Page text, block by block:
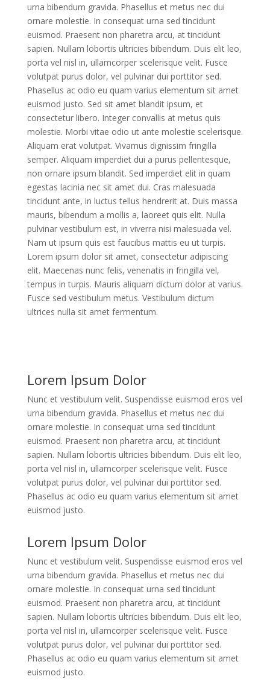
urna bibendum gravida. Phasellus et metus nec dui
ornare molestie. In consequat urna sed tincidunt
euismod. Praesent non pharetra arcu, at tincidunt
sapien. Nullam lobortis ultricies bibendum. Duis elit leo,
porta vel nisl in, ullamcorper scelerisque velit. Fusce
volutpat purus dolor, vel pulvinar dui porttitor sed.
Phasellus ac odio eu quam varius elementum sit amet
euismod justo. Sed sit amet blandit ipsum, et
consectetur libero. Integer convallis at metus quis
molestie. Morbi vitae odio ut ante molestie scelerisque.
Aliquam erat volutpat. Vivamus dignissim fringilla
semper. Aliquam imperdiet dui a purus pellentesque,
non ornare ipsum blandit. Sed imperdiet elit in quam
egestas lacinia nec sit amet dui. Cras malesuada
tincidunt ante, in luctus tellus hendrerit at. Duis massa
mauris, bibendum a mollis a, laoreet quis elit. Nulla
pulvinar vestibulum est, in viverra nisi malesuada vel.
Nam ut ipsum quis est faucibus mattis eu ut turpis.
Lorem ipsum dolor sit amet, consectetur adipiscing
elit. Maecenas nunc felis, venenatis in fringilla vel,
tempus in turpis. Mauris aliquam dictum dolor at varius.
Fusce sed vestibulum metus. Vestibulum dictum
ultrices nulla sit amet fermentum.
Lorem Ipsum Dolor
Nunc et vestibulum velit. Suspendisse euismod eros vel
urna bibendum gravida. Phasellus et metus nec dui
ornare molestie. In consequat urna sed tincidunt
euismod. Praesent non pharetra arcu, at tincidunt
sapien. Nullam lobortis ultricies bibendum. Duis elit leo,
porta vel nisl in, ullamcorper scelerisque velit. Fusce
volutpat purus dolor, vel pulvinar dui porttitor sed.
Phasellus ac odio eu quam varius elementum sit amet
euismod justo.
Lorem Ipsum Dolor
Nunc et vestibulum velit. Suspendisse euismod eros vel
urna bibendum gravida. Phasellus et metus nec dui
ornare molestie. In consequat urna sed tincidunt
euismod. Praesent non pharetra arcu, at tincidunt
sapien. Nullam lobortis ultricies bibendum. Duis elit leo,
porta vel nisl in, ullamcorper scelerisque velit. Fusce
volutpat purus dolor, vel pulvinar dui porttitor sed.
Phasellus ac odio eu quam varius elementum sit amet
euismod justo.